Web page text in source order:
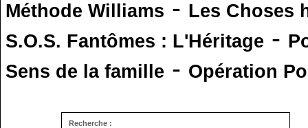
Méthode Williams - Les Choses
S.O.S. Fantômes : L'Héritage -
Sens de la famille - Opération
Recherche :